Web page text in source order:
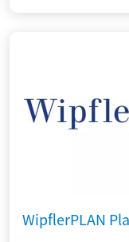
WipflerPLAN